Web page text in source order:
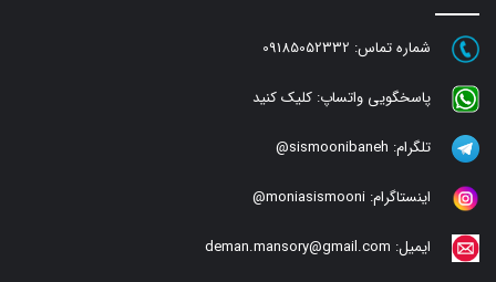
شماره تماس: 09185052332
پاسخگویی واتساپ: کلیک کنید
تلگرام: sismoonibaneh@
اینستاگرام: moniasismooni@
ایمیل: deman.mansory@gmail.com